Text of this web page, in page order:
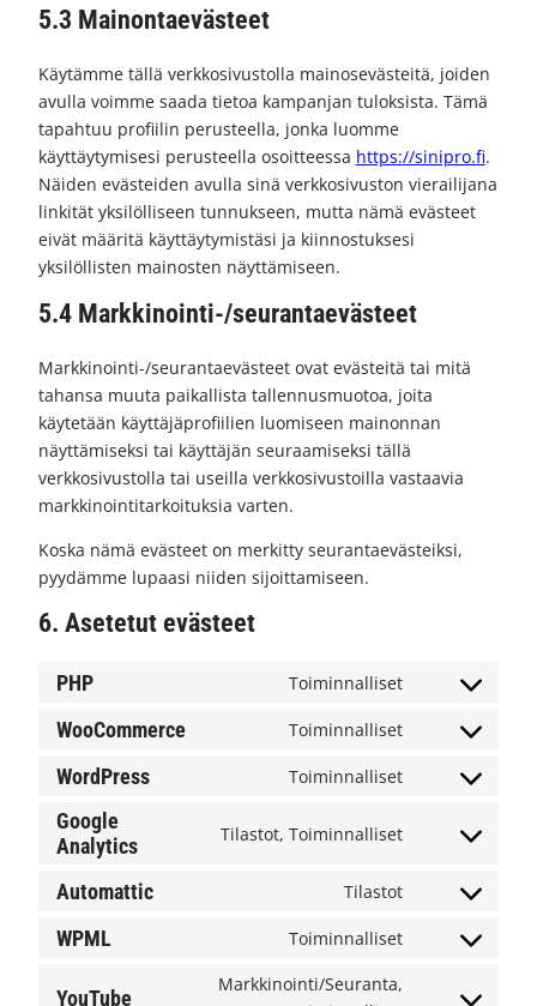
5.3 Mainontaevästeet
Käytämme tällä verkkosivustolla mainosevästeitä, joiden
avulla voimme saada tietoa kampanjan tuloksista. Tämä
tapahtuu profiilin perusteella, jonka luomme
käyttäytymisesi perusteella osoitteessa https://sinipro.fi.
Näiden evästeiden avulla sinä verkkosivuston vierailijana
linkität yksilölliseen tunnukseen, mutta nämä evästeet
eivät määritä käyttäytymistäsi ja kiinnostuksesi
yksilöllisten mainosten näyttämiseen.
5.4 Markkinointi-/seurantaevästeet
Markkinointi-/seurantaevästeet ovat evästeitä tai mitä
tahansa muuta paikallista tallennusmuotoa, joita
käytetään käyttäjäprofiilien luomiseen mainonnan
näyttämiseksi tai käyttäjän seuraamiseksi tällä
verkkosivustolla tai useilla verkkosivustoilla vastaavia
markkinointitarkoituksia varten.
Koska nämä evästeet on merkitty seurantaevästeiksi,
pyydämme lupaasi niiden sijoittamiseen.
6. Asetetut evästeet
PHP Toiminnalliset
Consent
WooCommerce Toiminnalliset
Consent
WordPress Toiminnalliset
Consent
service
Google
Analytics
Tilastot, Toiminnalliset
Consent
service
analytics
Automattic Tilastot
Consent
WPML Toiminnalliset
Consent
service
YouTube
Markkinointi/Seuranta,